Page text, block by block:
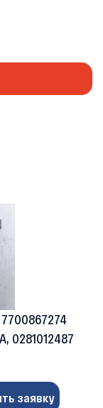
0281012487
заявку